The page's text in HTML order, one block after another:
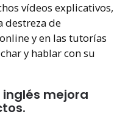
vídeos explicativos,
destreza de
y en las tutorías
y hablar con su
inglés mejora